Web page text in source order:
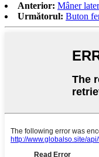
Anterior: Mâner
Următorul: Buton